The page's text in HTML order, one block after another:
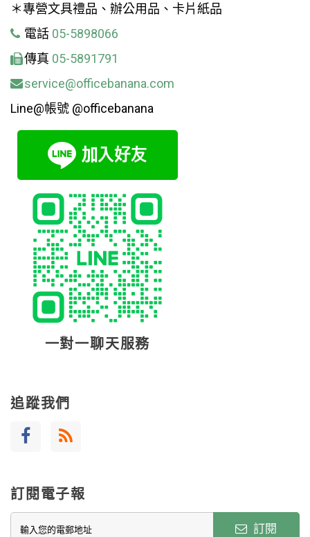
＊專營文具禮品、辦公用品、卡片紙品
電話 05-5898066
傳真 05-5891791
service@officebanana.com
Line@帳號 @officebanana
一對一聊天服務
追蹤我們
訂閱電子報
訂閱